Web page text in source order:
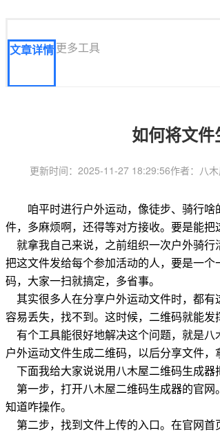
文章详情更多工具
如何将文件
更新时间：2025-11-27 18:29:56作者：八
咱平时进行户外运动，像徒步、骑行啥
件，多麻烦啊，还得等对方接收。要是能把
就拿我自己来说，之前组织一次户外骑
把这文件发给每个参加活动的人，要是一
码，大家一扫就搞定，多省事。
其实很多人在分享户外运动文件时，都
容易丢失，找不到。这时候，二维码就能发
有个工具能很好地解决这个问题，就是
户外运动文件生成二维码，以后分享文件，
下面我给大家说说用八木屋二维码生成器
第一步，打开八木屋二维码生成器的官
知道咋操作。
第二步，找到文件上传的入口。在官网